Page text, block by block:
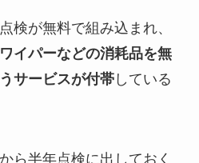
検が無料で組み込まれ、
イパーなどの消耗品を無
サービスが付帯している
ら半年点検に出しておく